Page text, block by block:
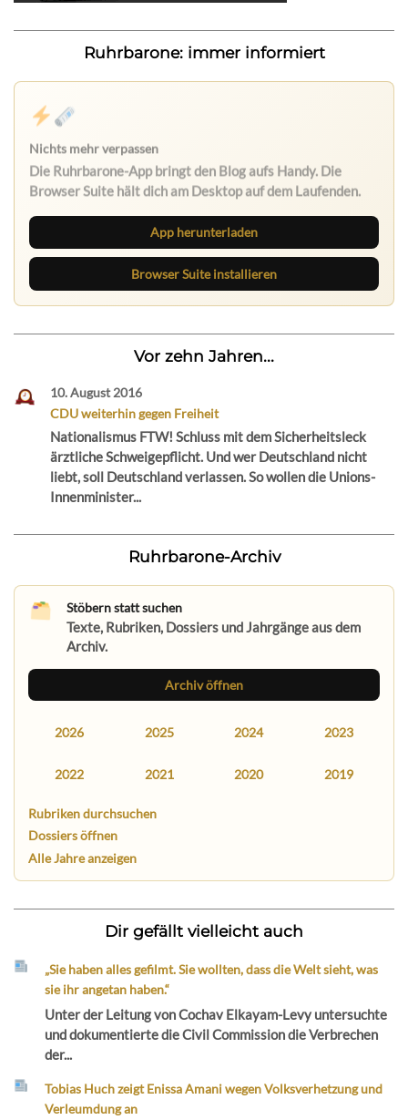
Ruhrbarone: immer informiert
Nichts mehr verpassen
Die Ruhrbarone-App bringt den Blog aufs Handy. Die
Browser Suite hält dich am Desktop auf dem Laufenden.
App herunterladen
Browser Suite installieren
Vor zehn Jahren...
10. August 2016
CDU weiterhin gegen Freiheit
Nationalismus FTW! Schluss mit dem Sicherheitsleck
ärztliche Schweigepflicht. Und wer Deutschland nicht
liebt, soll Deutschland verlassen. So wollen die Unions-
Innenminister...
Ruhrbarone-Archiv
Stöbern statt suchen
Texte, Rubriken, Dossiers und Jahrgänge aus dem
Archiv.
Archiv öffnen
2026 2025 2024 2023
2022 2021 2020 2019
Rubriken durchsuchen
Dossiers öffnen
Alle Jahre anzeigen
Dir gefällt vielleicht auch
„Sie haben alles gefilmt. Sie wollten, dass die Welt sieht, was
sie ihr angetan haben.“
Unter der Leitung von Cochav Elkayam-Levy untersuchte
und dokumentierte die Civil Commission die Verbrechen
der...
Tobias Huch zeigt Enissa Amani wegen Volksverhetzung und
Verleumdung an